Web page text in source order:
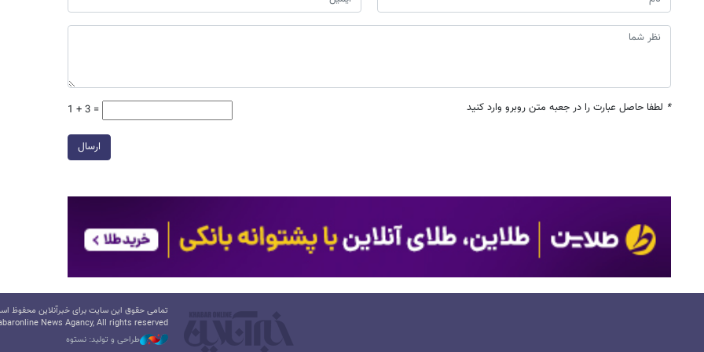
* لطفا حاصل عبارت را در جعبه متن روبرو وارد کنید 1 + 3 =
ارسال
تمامی حقوق این سایت برای خبرآنلاین محفوظ
News Agancy, All rights reserved
طراحی و تولید: نستوه